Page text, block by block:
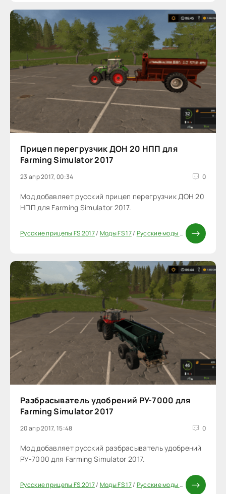
Прицеп перегрузчик ДОН 20 НПП для
Farming Simulator 2017
23 апр 2017, 00:34 0
Мод добавляет русский прицеп перегрузчик ДОН 20
НПП для Farming Simulator 2017.
Русские прицепы FS 2017/ Моды FS 17/ Русские моды для FS 17 /
Разбрасыватель удобрений РУ-7000 для
Farming Simulator 2017
20 апр 2017, 15:48 0
Мод добавляет русский разбрасыватель удобрений
РУ-7000 для Farming Simulator 2017.
Русские прицепы FS 2017/ Моды FS 17/ Русские моды для FS 17 /